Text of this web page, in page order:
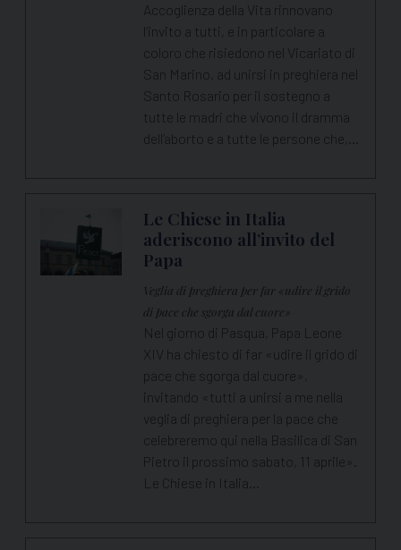
Accoglienza della Vita rinnovano
l’invito a tutti, e in particolare a
coloro che risiedono nel Vicariato di
San Marino, ad unirsi in preghiera nel
Santo Rosario per il sostegno a
tutte le madri che vivono il dramma
dell’aborto e a tutte le persone che,…
Le Chiese in Italia
aderiscono all’invito del
Papa
Veglia di preghiera per far «udire il grido
di pace che sgorga dal cuore»
Nel giorno di Pasqua, Papa Leone
XIV ha chiesto di far «udire il grido di
pace che sgorga dal cuore»,
invitando «tutti a unirsi a me nella
veglia di preghiera per la pace che
celebreremo qui nella Basilica di San
Pietro il prossimo sabato, 11 aprile».
Le Chiese in Italia…